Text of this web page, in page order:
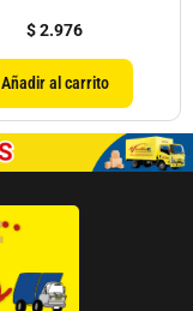
$2.976
Añadir al carrito